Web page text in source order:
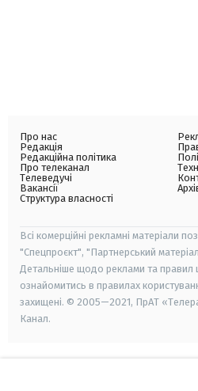
Про нас
Редакція
Редакційна політика
Про телеканал
Телеведучі
Вакансії
Структура власності
Всі комерційні рекламні матеріали
"Спецпроєкт", "Партнерський
Детальніше щодо реклами та правил
ознайомитись в правилах
захищені. © 2005—2021, ПрАТ
Канал.